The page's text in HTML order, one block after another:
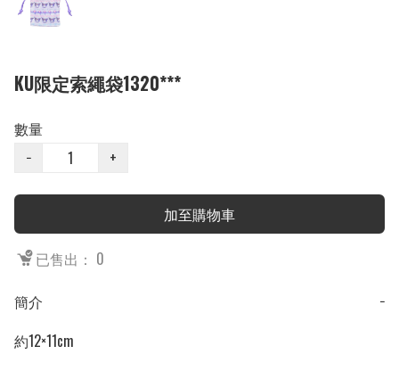
KU限定索繩袋1320***
數量
−
+
加至購物車
已售出： 0
簡介
−
約12×11cm